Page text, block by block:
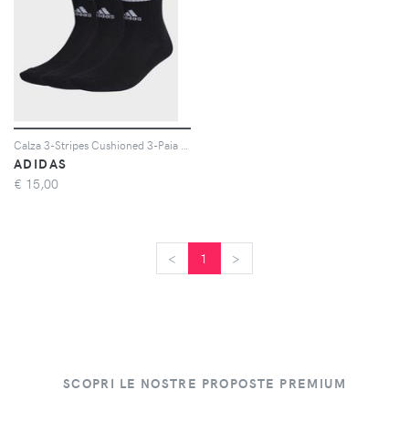
ADIDAS
€ 15,00
< 1 >
SCOPRI LE NOSTRE PROPOSTE PREMIUM